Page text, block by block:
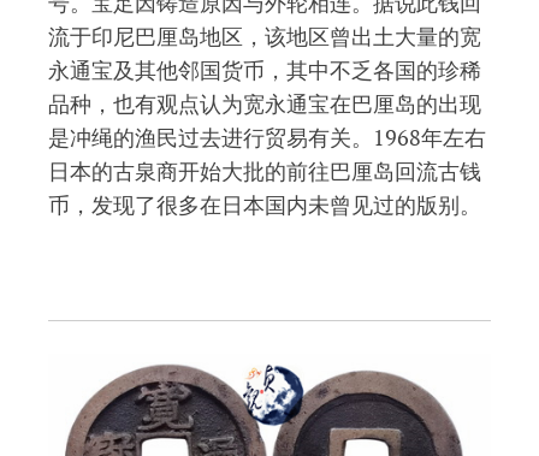
流于印尼巴厘岛地区，该地区曾出土大量的宽
永通宝及其他邻国货币，其中不乏各国的珍稀
品种，也有观点认为宽永通宝在巴厘岛的出现
是冲绳的渔民过去进行贸易有关。1968年左右
日本的古泉商开始大批的前往巴厘岛回流古钱
币，发现了很多在日本国内未曾见过的版别。